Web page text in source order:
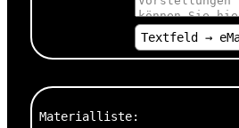
Materialliste: